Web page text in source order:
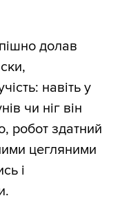
долав
навіть у
чи ніг він
робот здатний
цегляними
і